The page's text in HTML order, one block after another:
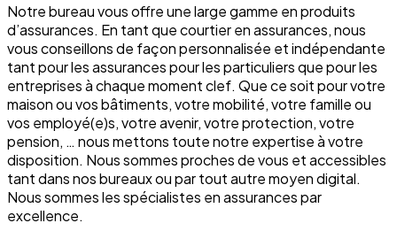
Notre bureau vous offre une large gamme en produits
d’assurances. En tant que courtier en assurances, nous
vous conseillons de façon personnalisée et indépendante
tant pour les assurances pour les particuliers que pour les
entreprises à chaque moment clef. Que ce soit pour votre
maison ou vos bâtiments, votre mobilité, votre famille ou
vos employé(e)s, votre avenir, votre protection, votre
pension, … nous mettons toute notre expertise à votre
disposition. Nous sommes proches de vous et accessibles
tant dans nos bureaux ou par tout autre moyen digital.
Nous sommes les spécialistes en assurances par
excellence.